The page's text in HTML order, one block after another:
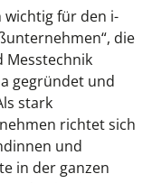
wichtig für den i-
die
Messtechnik
gegründet und
stark
richtet sich
und
in der ganzen